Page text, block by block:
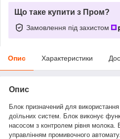
Що таке купити з Пром?
Замовлення під захистом
Опис Характеристики
Опис
Блок призначений для
доїльних систем. Блок виконує
насосом з контролем рівня молока.
управлінням промивочного автомату.